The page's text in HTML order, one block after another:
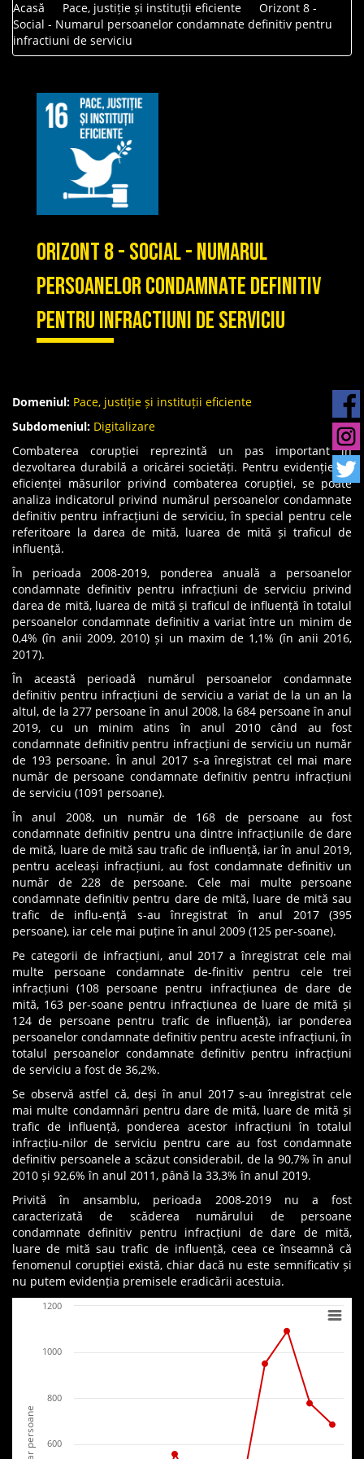
Acasă Pace, justiție și instituții eficiente
Orizont 8 -
Social - Numarul persoanelor condamnate definitiv pentru
infractiuni de serviciu
Orizont 8 - Social - Numarul
persoanelor condamnate definitiv
pentru infractiuni de serviciu
Domeniul: Pace, justiție și instituții eficiente
Subdomeniul: Digitalizare
Combaterea corupției reprezintă un pas important în
dezvoltarea durabilă a oricărei societăți. Pentru evidențierea
eficienței măsurilor privind combaterea corupției, se poate
analiza indicatorul privind numărul persoanelor condamnate
definitiv pentru infracțiuni de serviciu, în special pentru cele
referitoare la darea de mită, luarea de mită și traficul de
influență.
În perioada 2008-2019, ponderea anuală a persoanelor
condamnate definitiv pentru infracțiuni de serviciu privind
darea de mită, luarea de mită și traficul de influență în totalul
persoanelor condamnate definitiv a variat între un minim de
0,4% (în anii 2009, 2010) și un maxim de 1,1% (în anii 2016,
2017).
În această perioadă numărul persoanelor condamnate
definitiv pentru infracțiuni de serviciu a variat de la un an la
altul, de la 277 persoane în anul 2008, la 684 persoane în anul
2019, cu un minim atins în anul 2010 când au fost
condamnate definitiv pentru infracțiuni de serviciu un număr
de 193 persoane. În anul 2017 s-a înregistrat cel mai mare
număr de persoane condamnate definitiv pentru infracțiuni
de serviciu (1091 persoane).
În anul 2008, un număr de 168 de persoane au fost
condamnate definitiv pentru una dintre infracțiunile de dare
de mită, luare de mită sau trafic de influență, iar în anul 2019,
pentru aceleași infracțiuni, au fost condamnate definitiv un
număr de 228 de persoane. Cele mai multe persoane
condamnate definitiv pentru dare de mită, luare de mită sau
trafic de influ-ență s-au înregistrat în anul 2017 (395
persoane), iar cele mai puține în anul 2009 (125 per-soane).
Pe categorii de infracțiuni, anul 2017 a înregistrat cele mai
multe persoane condamnate de-finitiv pentru cele trei
infracțiuni (108 persoane pentru infracțiunea de dare de
mită, 163 per-soane pentru infracțiunea de luare de mită și
124 de persoane pentru trafic de influență), iar ponderea
persoanelor condamnate definitiv pentru aceste infracțiuni, în
totalul persoanelor condamnate definitiv pentru infracțiuni
de serviciu a fost de 36,2%.
Se observă astfel că, deși în anul 2017 s-au înregistrat cele
mai multe condamnări pentru dare de mită, luare de mită și
trafic de influență, ponderea acestor infracțiuni în totalul
infracțiu-nilor de serviciu pentru care au fost condamnate
definitiv persoanele a scăzut considerabil, de la 90,7% în anul
2010 și 92,6% în anul 2011, până la 33,3% în anul 2019.
Privită în ansamblu, perioada 2008-2019 nu a fost
caracterizată de scăderea numărului de persoane
condamnate definitiv pentru infracțiuni de dare de mită,
luare de mită sau trafic de influență, ceea ce înseamnă că
fenomenul corupției există, chiar dacă nu este semnificativ și
nu putem evidenția premisele eradicării acestuia.
1000
600
800
1200